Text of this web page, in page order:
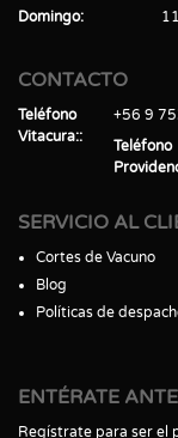
Domingo
CONTACTO
Teléfono
Vitacura:
+56 9
Teléfono
SERVICIO AL
Cortes de Vacuno
Blog
Políticas de
ENTÉRATE
Regístrate para ser el